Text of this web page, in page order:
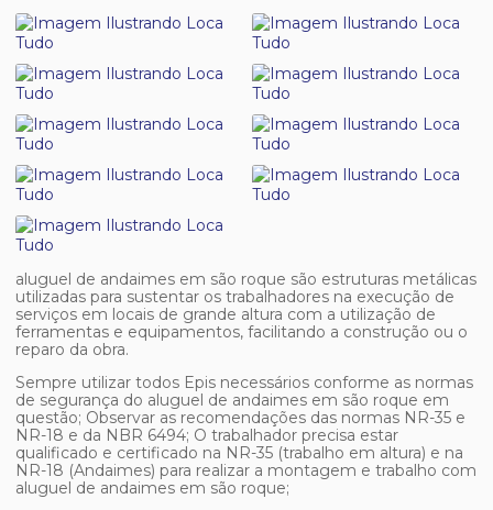
aluguel de andaimes em são roque são estruturas metálicas
utilizadas para sustentar os trabalhadores na execução de
serviços em locais de grande altura com a utilização de
ferramentas e equipamentos, facilitando a construção ou o
reparo da obra.
Sempre utilizar todos Epis necessários conforme as normas
de segurança do aluguel de andaimes em são roque em
questão; Observar as recomendações das normas NR-35 e
NR-18 e da NBR 6494; O trabalhador precisa estar
qualificado e certificado na NR-35 (trabalho em altura) e na
NR-18 (Andaimes) para realizar a montagem e trabalho com
aluguel de andaimes em são roque;